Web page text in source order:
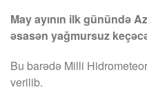
May ayının ilk günündə
əsasən yağmursuz
Bu barədə Milli
verilib.